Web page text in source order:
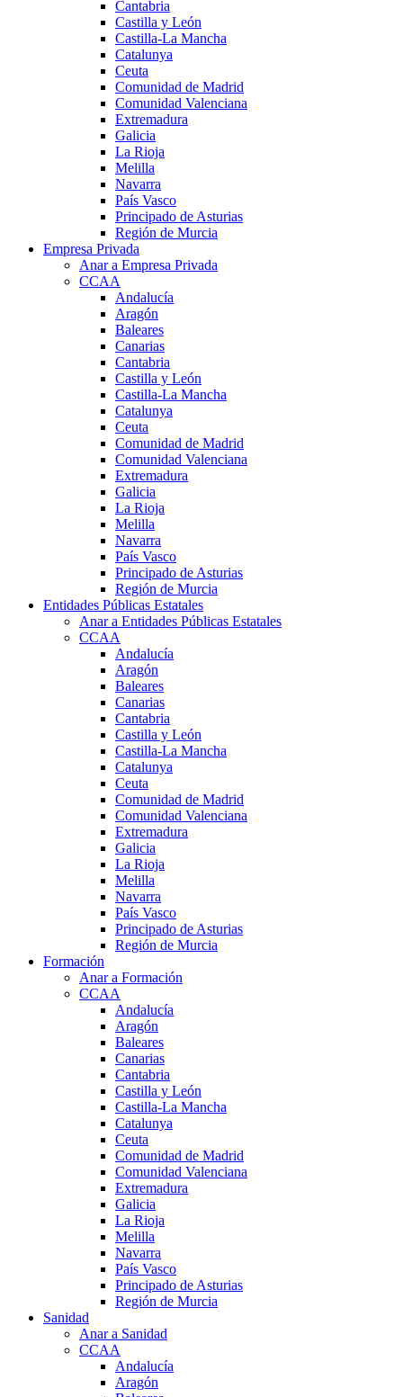
Cantabria
Castilla y León
Castilla-La Mancha
Catalunya
Ceuta
Comunidad de Madrid
Comunidad Valenciana
Extremadura
Galicia
La Rioja
Melilla
Navarra
País Vasco
Principado de Asturias
Región de Murcia
Empresa Privada
Anar a Empresa Privada
CCAA
Andalucía
Aragón
Baleares
Canarias
Cantabria
Castilla y León
Castilla-La Mancha
Catalunya
Ceuta
Comunidad de Madrid
Comunidad Valenciana
Extremadura
Galicia
La Rioja
Melilla
Navarra
País Vasco
Principado de Asturias
Región de Murcia
Entidades Públicas Estatales
Anar a Entidades Públicas Estatales
CCAA
Andalucía
Aragón
Baleares
Canarias
Cantabria
Castilla y León
Castilla-La Mancha
Catalunya
Ceuta
Comunidad de Madrid
Comunidad Valenciana
Extremadura
Galicia
La Rioja
Melilla
Navarra
País Vasco
Principado de Asturias
Región de Murcia
Formación
Anar a Formación
CCAA
Andalucía
Aragón
Baleares
Canarias
Cantabria
Castilla y León
Castilla-La Mancha
Catalunya
Ceuta
Comunidad de Madrid
Comunidad Valenciana
Extremadura
Galicia
La Rioja
Melilla
Navarra
País Vasco
Principado de Asturias
Región de Murcia
Sanidad
Anar a Sanidad
CCAA
Andalucía
Aragón